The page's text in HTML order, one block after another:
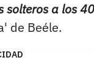
solteros a los
de Beéle.